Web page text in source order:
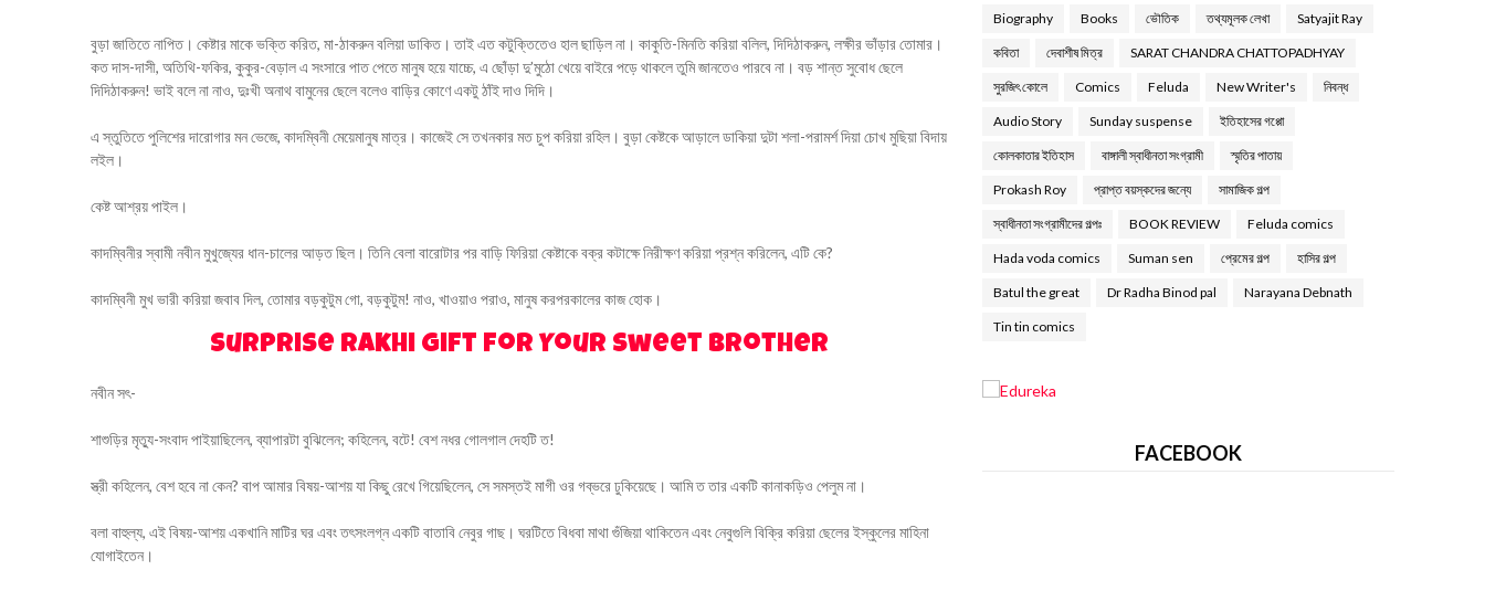
বুড়া জাতিতে নাপিত। কেষ্টার মাকে ভক্তি করিত, মা-ঠাকরুন বলিয়া ডাকিত। তাই এত কটুক্তিতেও হাল ছাড়িল না। কাকুতি-মিনতি করিয়া বলিল, দিদিঠাকরুন, লক্ষীর ভাঁড়ার তোমার।
কত দাস-দাসী, অতিথি-ফকির, কুকুর-বেড়াল এ সংসারে পাত পেতে মানুষ হয়ে যাচ্চে, এ ছোঁড়া দু’মুঠো খেয়ে বাইরে পড়ে থাকলে তুমি জানতেও পারবে না। বড় শান্ত সুবোধ ছেলে
দিদিঠাকরুন! ভাই বলে না নাও, দুঃখী অনাথ বামুনের ছেলে বলেও বাড়ির কোণে একটু ঠাঁই দাও দিদি।
এ স্তুতিতে পুলিশের দারোগার মন ভেজে, কাদম্বিনী মেয়েমানুষ মাত্র। কাজেই সে তখনকার মত চুপ করিয়া রহিল। বুড়া কেষ্টকে আড়ালে ডাকিয়া দুটা শলা-পরামর্শ দিয়া চোখ মুছিয়া বিদায়
লইল।
কেষ্ট আশ্রয় পাইল।
কাদম্বিনীর স্বামী নবীন মুখুজ্যের ধান-চালের আড়ত ছিল। তিনি বেলা বারোটার পর বাড়ি ফিরিয়া কেষ্টাকে বক্র কটাক্ষে নিরীক্ষণ করিয়া প্রশ্ন করিলেন, এটি কে?
কাদম্বিনী মুখ ভারী করিয়া জবাব দিল, তোমার বড়কুটুম গো, বড়কুটুম! নাও, খাওয়াও পরাও, মানুষ করপরকালের কাজ হোক।
Surprise Rakhi Gift for Your Sweet Brother
নবীন সৎ-
শাশুড়ির মৃত্যু-সংবাদ পাইয়াছিলেন, ব্যাপারটা বুঝিলেন; কহিলেন, বটে! বেশ নধর গোলগাল দেহটি ত!
স্ত্রী কহিলেন, বেশ হবে না কেন? বাপ আমার বিষয়-আশয় যা কিছু রেখে গিয়েছিলেন, সে সমস্তই মাগী ওর গব্‌ভরে ঢুকিয়েছে। আমি ত তার একটি কানাকড়িও পেলুম না।
বলা বাহুল্য, এই বিষয়-আশয় একখানি মাটির ঘর এবং তৎসংলগ্ন একটি বাতাবি নেবুর গাছ। ঘরটিতে বিধবা মাথা গুঁজিয়া থাকিতেন এবং নেবুগুলি বিক্রি করিয়া ছেলের ইস্কুলের মাহিনা
যোগাইতেন।
Biography Books ভৌতিক তথ্যমূলক লেখা Satyajit Ray
কবিতা দেবাশীষ মিত্র SARAT CHANDRA CHATTOPADHYAY
সুরজিৎ কোলে Comics Feluda New Writer's নিবন্ধ
Audio Story Sunday suspense ইতিহাসের গপ্পো
কোলকাতার ইতিহাস বাঙ্গালী স্বাধীনতা সংগ্রামী স্মৃতির পাতায়
Prokash Roy প্রাপ্ত বয়স্কদের জন্যে সামাজিক গল্প
স্বাধীনতা সংগ্রামীদের গল্পঃ BOOK REVIEW Feluda comics
Hada voda comics Suman sen প্রেমের গল্প হাসির গল্প
Batul the great Dr Radha Binod pal Narayana Debnath
Tin tin comics
FACEBOOK